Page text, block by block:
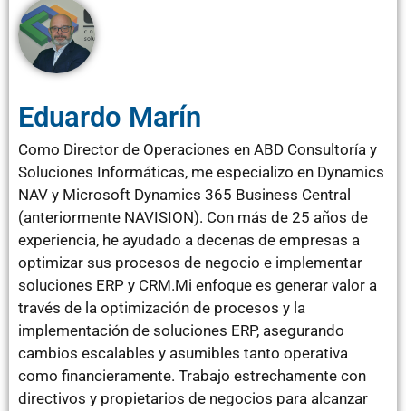
Eduardo Marín
Como Director de Operaciones en ABD Consultoría y
Soluciones Informáticas, me especializo en Dynamics
NAV y Microsoft Dynamics 365 Business Central
(anteriormente NAVISION). Con más de 25 años de
experiencia, he ayudado a decenas de empresas a
optimizar sus procesos de negocio e implementar
soluciones ERP y CRM.Mi enfoque es generar valor a
través de la optimización de procesos y la
implementación de soluciones ERP, asegurando
cambios escalables y asumibles tanto operativa
como financieramente. Trabajo estrechamente con
directivos y propietarios de negocios para alcanzar